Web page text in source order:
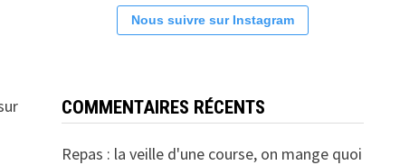
Nous suivre sur Instagram
COMMENTAIRES RÉCENTS
Repas : la veille d'une course, on mange quoi